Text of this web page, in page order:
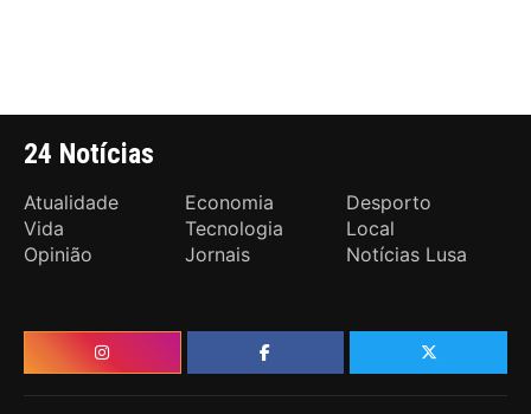
24 Notícias
Atualidade Economia
Desporto
Vida
Tecnologia
Local
Opinião
Jornais Notícias Lusa